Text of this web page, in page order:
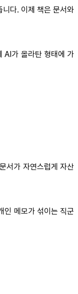
다. 이제 책은 문서와
AI가 올라탄 형태에 가
서가 자연스럽게 자산
인 메모가 섞이는 직군